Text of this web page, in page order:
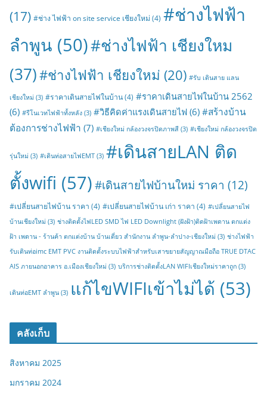
(17) #ช่าง ไฟฟ้า on site service เชียงใหม่ (4) #ช่างไฟฟ้า
ลำพูน (50)#ช่างไฟฟ้า เชียงใหม
(37)#ช่างไฟฟ้า เชียงใหม่ (20) #รับ เดินสาย แลน
เชียงใหม่ (3) #ราคาเดินสายไฟในบ้าน(4) #ราคาเดินสายไฟในบ้าน 2562
(6) #รีโนเวทไฟฟ้าทั้งหลัง (3) #วิธีคิดค่าแรงเดินสายไฟ (6) #สร้างบ้าน
ต้องการช่างไฟฟ้า (7) #เชียงใหม่ กล้องวงจรปิดภาพสี (3) #เชียงใหม่ กล้องวงจรปิด
รุ่นใหม่ (3) #เดินท่อสายไฟEMT (3) #เดินสายLAN ติด
ตั้งwifi (57)#เดินสายไฟบ้านใหม่ ราคา (12)
#เปลี่ยนสายไฟบ้าน ราคา (4) #เปลี่ยนสายไฟบ้าน เก่า ราคา (4) #เปลี่ยนสายไฟ
บ้านเชียงใหม่ (3) ช่างติดตั้งไฟLED SMD ไฟ LED Downlight (ฝังฝ้า)ติดฝ้าเพดาน ตกแต่ง
ฝ้า เพดาน - ร้านค้า ตกแต่งบ้าน บ้านเดี่ยว สำนักงาน ลำพูน-ลำปาง-เชียงใหม่ (3) ช่างไฟฟ้า
รับเดินท่อimc EMT PVC งานติดตั้งระบบไฟฟ้าสำหรับเสาขยายสัญญาณมือถือ TRUE DTAC
AIS ภายนอกอาคาร อ.เมืองเชียงใหม่ (3) บริการช่างติดตั้งLAN WIFIเชียงใหม่ราคาถูก (3)
เดินท่อEMT ลำพูน (3) แก้ไขWIFIเข้าไม่ได้ (53)
คลังเก็บ
สิงหาคม 2025
มกราคม 2024